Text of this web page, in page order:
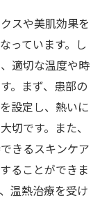
スや美肌効果を
っています。し
適切な温度や時
。まず、患部の
設定し、熱いに
切です。また、
きるスキンケア
ることができま
温熱治療を受け